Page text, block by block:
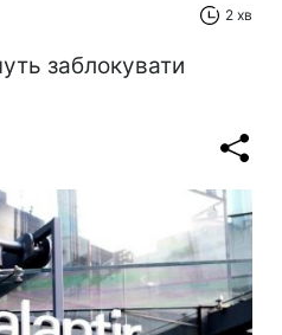
2 хв
заблокувати